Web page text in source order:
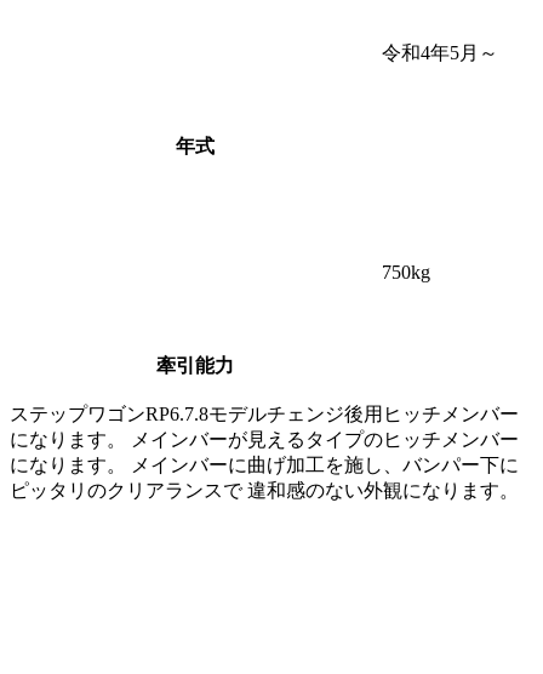
年式
令和4年5月～
牽引能力
750kg
ステップワゴンRP6.7.8モデルチェンジ後用ヒッチメンバー
になります。 メインバーが見えるタイプのヒッチメンバー
になります。 メインバーに曲げ加工を施し、バンパー下に
ピッタリのクリアランスで 違和感のない外観になります。